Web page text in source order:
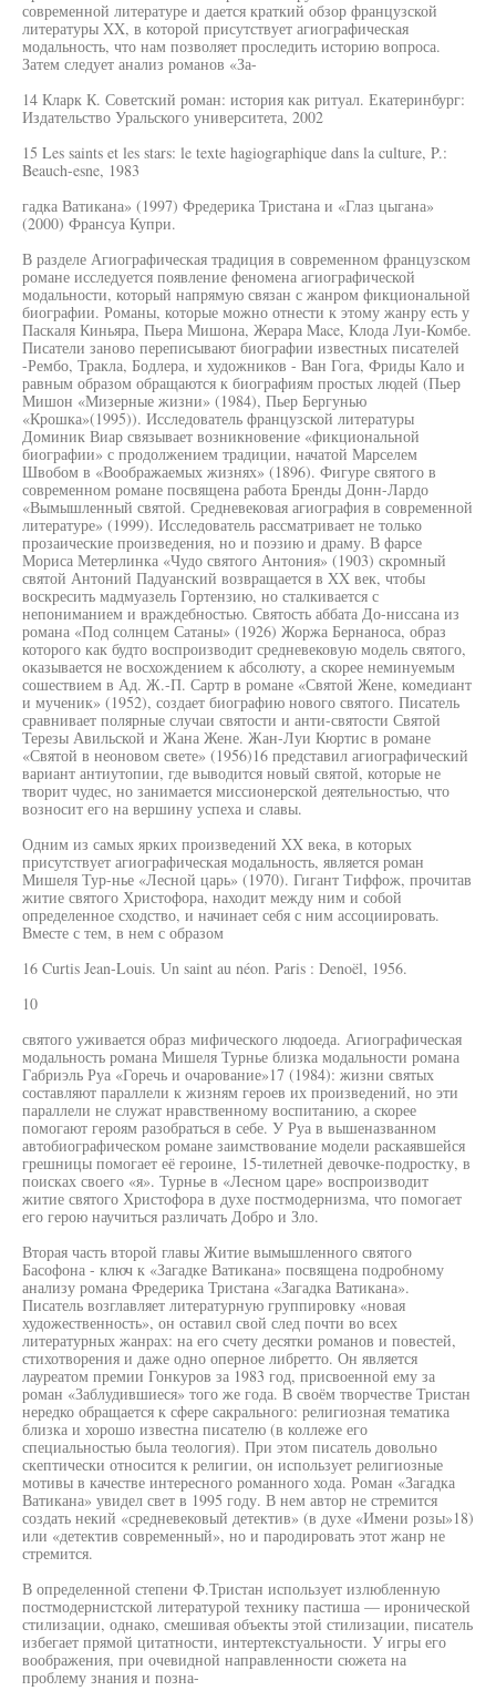
современной литературе и дается краткий обзор французской
литературы XX, в которой присутствует агиографическая
модальность, что нам позволяет проследить историю вопроса.
Затем следует анализ романов «За-
14 Кларк К. Советский роман: история как ритуал. Екатеринбург:
Издательство Уральского университета, 2002
15 Les saints et les stars: le texte hagiographique dans la culture, P.:
Beauch-esne, 1983
гадка Ватикана» (1997) Фредерика Тристана и «Глаз цыгана»
(2000) Франсуа Купри.
В разделе Агиографическая традиция в современном французском
романе исследуется появление феномена агиографической
модальности, который напрямую связан с жанром фикциональной
биографии. Романы, которые можно отнести к этому жанру есть у
Паскаля Киньяра, Пьера Мишона, Жерара Mace, Клода Луи-Комбе.
Писатели заново переписывают биографии известных писателей
-Рембо, Тракла, Бодлера, и художников - Ван Гога, Фриды Кало и
равным образом обращаются к биографиям простых людей (Пьер
Мишон «Мизерные жизни» (1984), Пьер Бергунью
«Крошка»(1995)). Исследователь французской литературы
Доминик Виар связывает возникновение «фикциональной
биографии» с продолжением традиции, начатой Марселем
Швобом в «Воображаемых жизнях» (1896). Фигуре святого в
современном романе посвящена работа Бренды Донн-Лардо
«Вымышленный святой. Средневековая агиография в современной
литературе» (1999). Исследователь рассматривает не только
прозаические произведения, но и поэзию и драму. В фарсе
Мориса Метерлинка «Чудо святого Антония» (1903) скромный
святой Антоний Падуанский возвращается в XX век, чтобы
воскресить мадмуазель Гортензию, но сталкивается с
непониманием и враждебностью. Святость аббата До-ниссана из
романа «Под солнцем Сатаны» (1926) Жоржа Бернаноса, образ
которого как будто воспроизводит средневековую модель святого,
оказывается не восхождением к абсолюту, а скорее неминуемым
сошествием в Ад. Ж.-П. Сартр в романе «Святой Жене, комедиант
и мученик» (1952), создает биографию нового святого. Писатель
сравнивает полярные случаи святости и анти-святости Святой
Терезы Авильской и Жана Жене. Жан-Луи Кюртис в романе
«Святой в неоновом свете» (1956)16 представил агиографический
вариант антиутопии, где выводится новый святой, которые не
творит чудес, но занимается миссионерской деятельностью, что
возносит его на вершину успеха и славы.
Одним из самых ярких произведений XX века, в которых
присутствует агиографическая модальность, является роман
Мишеля Тур-нье «Лесной царь» (1970). Гигант Тиффож, прочитав
житие святого Христофора, находит между ним и собой
определенное сходство, и начинает себя с ним ассоциировать.
Вместе с тем, в нем с образом
16 Curtis Jean-Louis. Un saint au néon. Paris : Denoël, 1956.
10
святого уживается образ мифического людоеда. Агиографическая
модальность романа Мишеля Турнье близка модальности романа
Габриэль Руа «Горечь и очарование»17 (1984): жизни святых
составляют параллели к жизням героев их произведений, но эти
параллели не служат нравственному воспитанию, а скорее
помогают героям разобраться в себе. У Руа в вышеназванном
автобиографическом романе заимствование модели раскаявшейся
грешницы помогает её героине, 15-тилетней девочке-подростку, в
поисках своего «я». Турнье в «Лесном царе» воспроизводит
житие святого Христофора в духе постмодернизма, что помогает
его герою научиться различать Добро и Зло.
Вторая часть второй главы Житие вымышленного святого
Басофона - ключ к «Загадке Ватикана» посвящена подробному
анализу романа Фредерика Тристана «Загадка Ватикана».
Писатель возглавляет литературную группировку «новая
художественность», он оставил свой след почти во всех
литературных жанрах: на его счету десятки романов и повестей,
стихотворения и даже одно оперное либретто. Он является
лауреатом премии Гонкуров за 1983 год, присвоенной ему за
роман «Заблудившиеся» того же года. В своём творчестве Тристан
нередко обращается к сфере сакрального: религиозная тематика
близка и хорошо известна писателю (в коллеже его
специальностью была теология). При этом писатель довольно
скептически относится к религии, он использует религиозные
мотивы в качестве интересного романного хода. Роман «Загадка
Ватикана» увидел свет в 1995 году. В нем автор не стремится
создать некий «средневековый детектив» (в духе «Имени розы»18)
или «детектив современный», но и пародировать этот жанр не
стремится.
В определенной степени Ф.Тристан использует излюбленную
постмодернистской литературой технику пастиша — иронической
стилизации, однако, смешивая объекты этой стилизации, писатель
избегает прямой цитатности, интертекстуальности. У игры его
воображения, при очевидной направленности сюжета на
проблему знания и позна-